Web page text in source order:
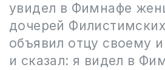
увидел в Фимнафе
дочерей
объявил отцу своему
и сказал: я видел в